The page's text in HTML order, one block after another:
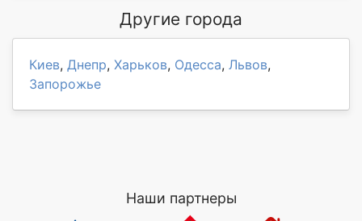
Другие города
Киев, Днепр, Харьков, Одесса, Львов,
Запорожье
Наши партнеры